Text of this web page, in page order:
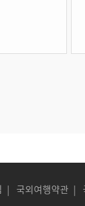
| 국외여행약관 |